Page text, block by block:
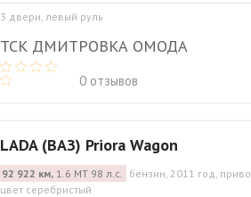
3 двери, левый руль
ТСК ДМИТРОВКА ОМОДА
0 отзывов
LADA (ВАЗ) Priora Wagon
92 922 км,1.6 МТ 98 л.с. бензин, 2011 год,
цвет серебристый